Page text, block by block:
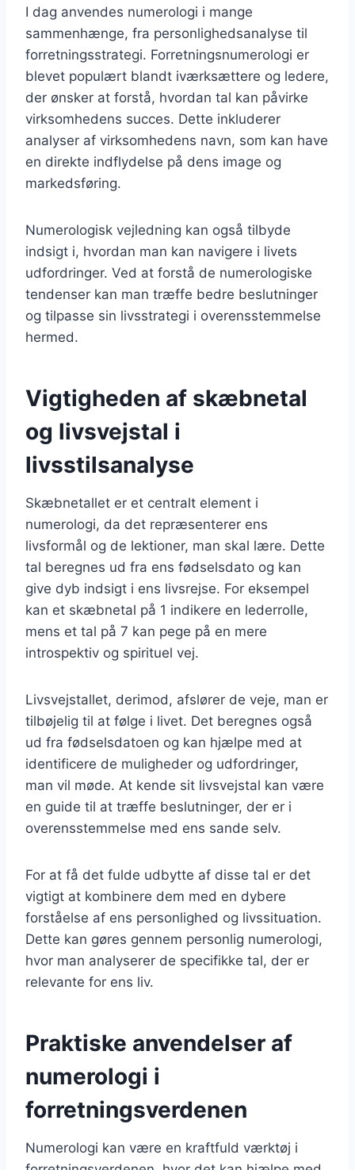
I dag anvendes numerologi i mange
sammenhænge, fra personlighedsanalyse til
forretningsstrategi. Forretningsnumerologi er
blevet populært blandt iværksættere og ledere,
der ønsker at forstå, hvordan tal kan påvirke
virksomhedens succes. Dette inkluderer
analyser af virksomhedens navn, som kan have
en direkte indflydelse på dens image og
markedsføring.
Numerologisk vejledning kan også tilbyde
indsigt i, hvordan man kan navigere i livets
udfordringer. Ved at forstå de numerologiske
tendenser kan man træffe bedre beslutninger
og tilpasse sin livsstrategi i overensstemmelse
hermed.
Vigtigheden af skæbnetal
og livsvejstal i
livsstilsanalyse
Skæbnetallet er et centralt element i
numerologi, da det repræsenterer ens
livsformål og de lektioner, man skal lære. Dette
tal beregnes ud fra ens fødselsdato og kan
give dyb indsigt i ens livsrejse. For eksempel
kan et skæbnetal på 1 indikere en lederrolle,
mens et tal på 7 kan pege på en mere
introspektiv og spirituel vej.
Livsvejstallet, derimod, afslører de veje, man er
tilbøjelig til at følge i livet. Det beregnes også
ud fra fødselsdatoen og kan hjælpe med at
identificere de muligheder og udfordringer,
man vil møde. At kende sit livsvejstal kan være
en guide til at træffe beslutninger, der er i
overensstemmelse med ens sande selv.
For at få det fulde udbytte af disse tal er det
vigtigt at kombinere dem med en dybere
forståelse af ens personlighed og livssituation.
Dette kan gøres gennem personlig numerologi,
hvor man analyserer de specifikke tal, der er
relevante for ens liv.
Praktiske anvendelser af
numerologi i
forretningsverdenen
Numerologi kan være en kraftfuld værktøj i